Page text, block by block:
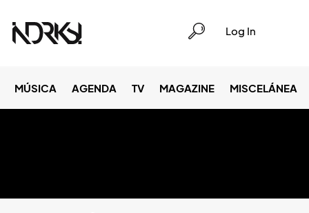
Log In
MÚSICA AGENDA TV MAGAZINE MISCELÁNEA